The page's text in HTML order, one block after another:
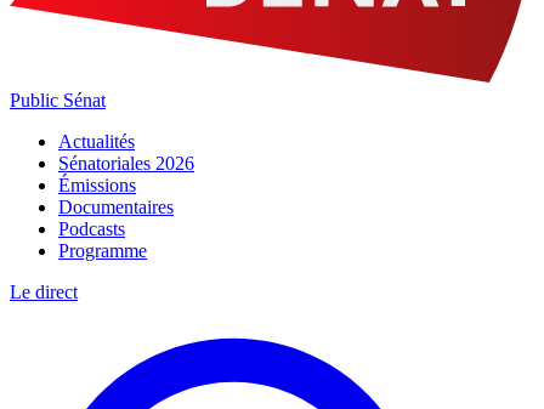
Public Sénat
Actualités
Sénatoriales 2026
Émissions
Documentaires
Podcasts
Programme
Le direct